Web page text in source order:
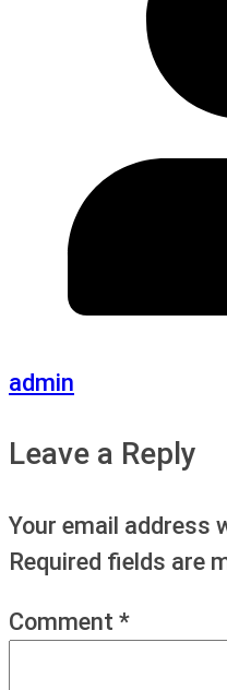
admin
Leave a Reply
Your email address
Required fields are
Comment *